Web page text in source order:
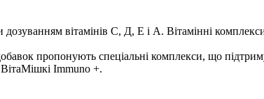
вітамінів С, Д, Е і А. Вітамінні
пропонують спеціальні комплекси, що
Immuno +.